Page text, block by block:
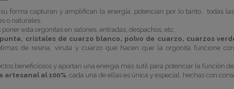
forma capturan y amplifican la energía, potencian por lo tanto, todas
o naturales.
esta orgonitasen salones, entradas, despachos, etc.
cristales de cuarzo blanco, polvo de cuarzo, cuarzos
de resina, viruta y cuarzo que hacen que la orgonita funcione
beneficiosos y aportan una energía más sutil para potenciar la función
artesanal al 100%, cada una de ellas es única y especial, hechas con